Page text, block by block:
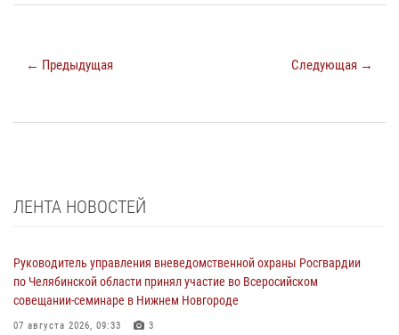
← Предыдущая Следующая →
ЛЕНТА НОВОСТЕЙ
Руководитель управления вневедомственной охраны Росгвардии
по Челябинской области принял участие во Всеросийском
совещании-семинаре в Нижнем Новгороде
07 августа 2026, 09:33 3